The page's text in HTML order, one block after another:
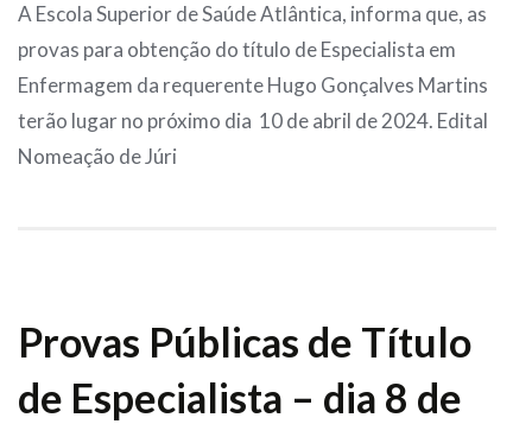
A Escola Superior de Saúde Atlântica, informa que, as
provas para obtenção do título de Especialista em
Enfermagem da requerente Hugo Gonçalves Martins
terão lugar no próximo dia 10 de abril de 2024. Edital
Nomeação de Júri
Provas Públicas de Título
de Especialista – dia 8 de